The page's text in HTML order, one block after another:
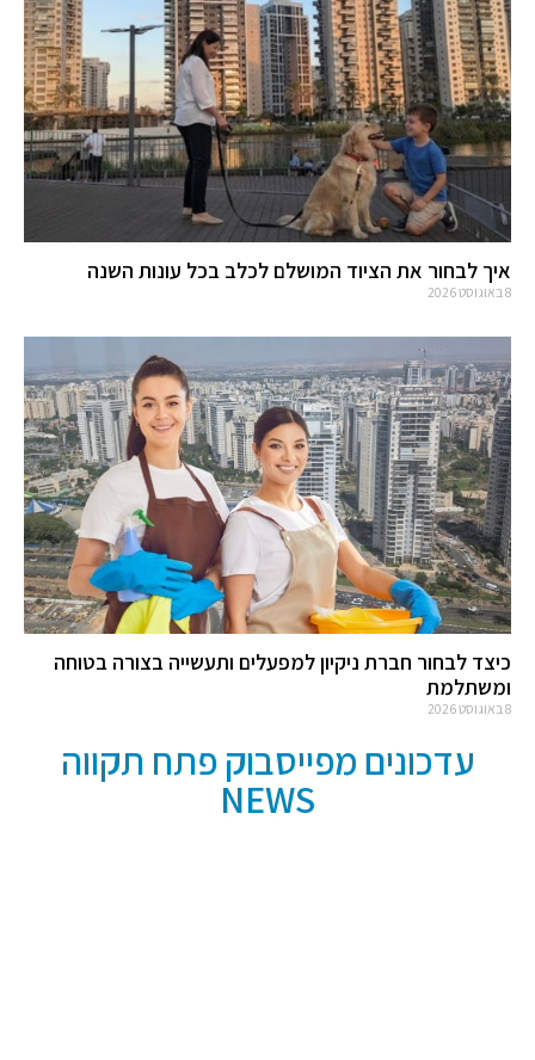
איך לבחור את הציוד המושלם לכלב בכל עונות השנה
8 באוגוסט 2026
כיצד לבחור חברת ניקיון למפעלים ותעשייה בצורה בטוחה
ומשתלמת
8 באוגוסט 2026
עדכונים מפייסבוק פתח תקווה
NEWS